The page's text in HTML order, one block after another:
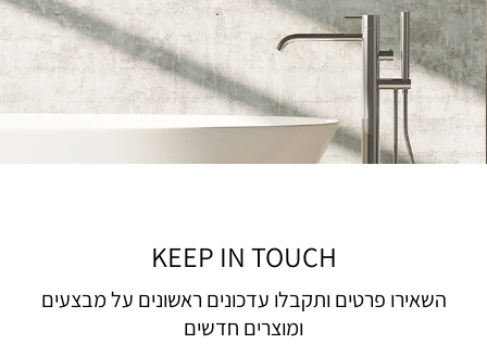
KEEP IN TOUCH
השאירו פרטים ותקבלו עדכונים ראשונים על מבצעים
ומוצרים חדשים